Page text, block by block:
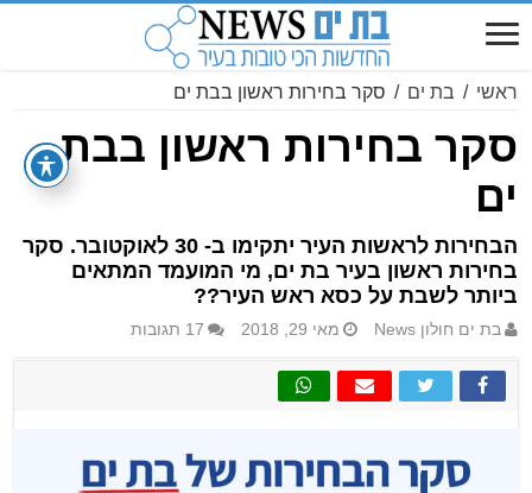
ראשי / בת ים / סקר בחירות ראשון בבת ים
סקר בחירות ראשון בבת
ים
הבחירות לראשות העיר יתקימו ב- 30 לאוקטובר. סקר
בחירות ראשון בעיר בת ים, מי המועמד המתאים
ביותר לשבת על כסא ראש העיר??
בת ים חולון News מאי 29, 2018 17 תגובות